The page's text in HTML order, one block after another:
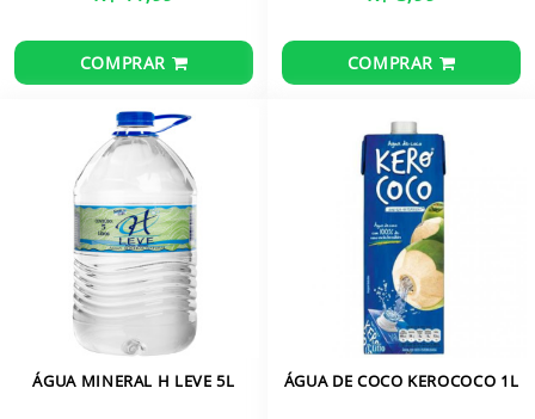
COMPRAR COMPRAR
ÁGUA MINERAL H LEVE 5L ÁGUA DE COCO KEROCOCO 1L